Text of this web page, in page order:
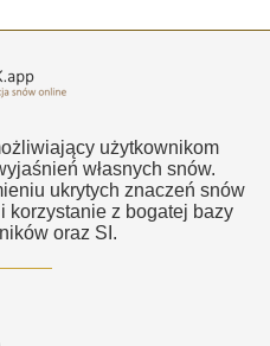
użytkownikom
własnych snów.
ukrytych znaczeń snów
korzystanie z bogatej bazy
oraz SI.